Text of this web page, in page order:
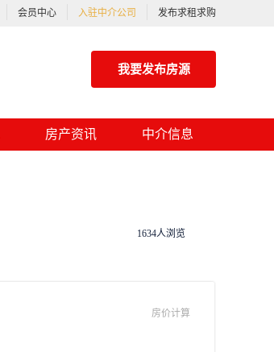
会员中心 入驻中介公司 发布求租求购
我要发布房源
房产资讯 中介信息
1634人浏览
房价计算